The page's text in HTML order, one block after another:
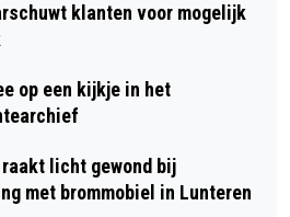
klanten voor mogelijk
op een kijkje in het
licht gewond bij
met brommobiel in Lunteren